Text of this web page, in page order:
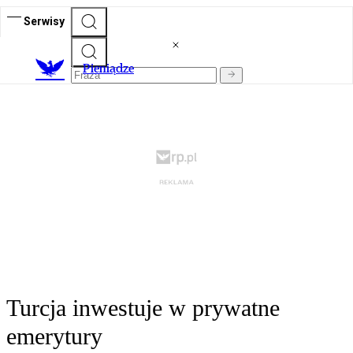
Serwisy
Pieniądze
Turcja inwestuje w prywatne
emerytury